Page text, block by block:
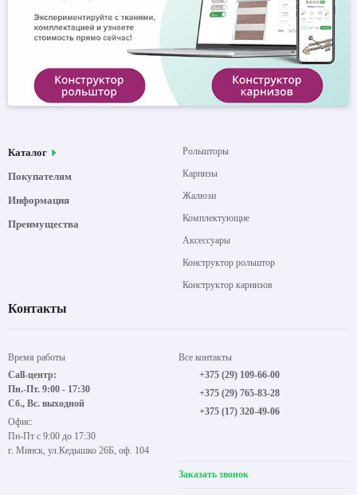
Каталог
Покупателям
Информация
Преимущества
Рольшторы
Карнизы
Жалюзи
Комплектующие
Аксессуары
Конструктор рольштор
Конструктор карнизов
Контакты
Время работы
Call-центр:
Пн.-Пт. 9:00 - 17:30
Сб., Вс. выходной
Офис:
Пн-Пт с 9:00 до 17:30
г. Минск, ул.Кедышко 26Б, оф. 104
Все контакты
+375 (29) 109-66-00
+375 (29) 765-83-28
+375 (17) 320-49-06
Заказать звонок